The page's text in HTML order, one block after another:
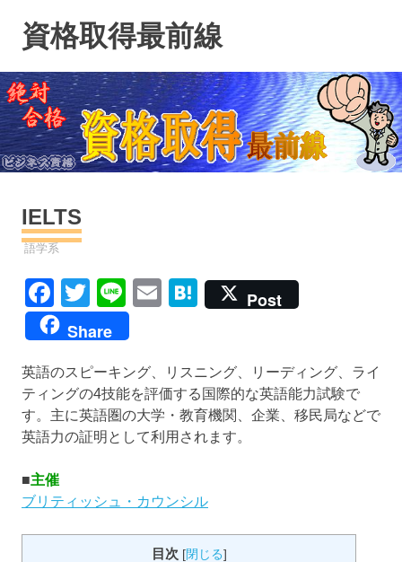
ン
ツ
へ
ス
キ
資格取得最前線
IELTS
資格
語学系
Facebook
TwitterLineEmailHatena
Post
Share
英語のスピーキング、リスニング、リーディング、ライ
ティングの4技能を評価する国際的な英語能力試験で
す。主に英語圏の大学・教育機関、企業、移民局などで
英語力の証明として利用されます。
■主催
ブリティッシュ・カウンシル
目次 [閉じる]